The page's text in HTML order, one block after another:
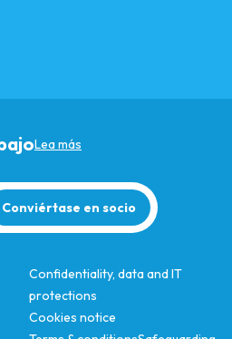
Lea más
Conviértase en socio
Confidentiality, data and IT
protections
Cookies notice